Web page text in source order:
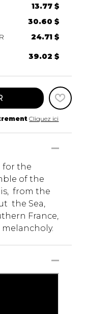
13.77 $
30.60 $
24.71 $
39.02 $
Cliquez ici
for the
of the
from the
the Sea,
France,